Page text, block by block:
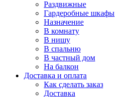
Раздвижные
Гардеробные шкафы
Назначение
В комнату
В нишу
В спальню
В частный дом
На балкон
Доставка и оплата
Как сделать заказ
Доставка